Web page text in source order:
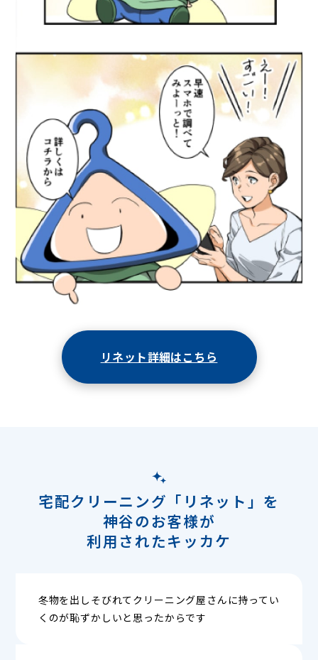
リネット詳細はこちら
宅配クリーニング「リネット」を
神谷のお客様が
利用されたキッカケ
冬物を出しそびれてクリーニング屋さんに持ってい
くのが恥ずかしいと思ったからです